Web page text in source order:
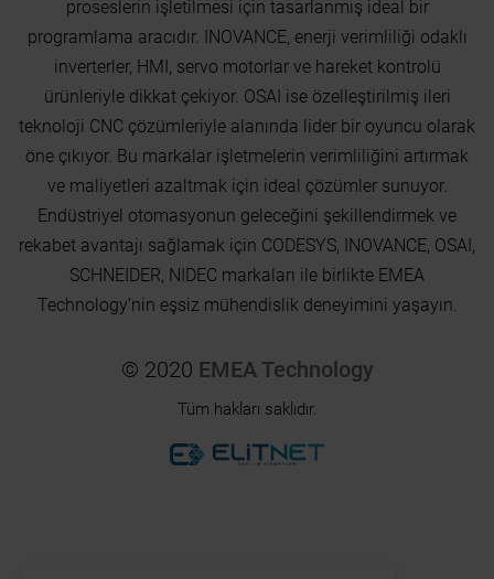
proseslerin işletilmesi için tasarlanmış ideal bir
programlama aracıdır. INOVANCE, enerji verimliliği odaklı
inverterler, HMI, servo motorlar ve hareket kontrolü
ürünleriyle dikkat çekiyor. OSAI ise özelleştirilmiş ileri
teknoloji CNC çözümleriyle alanında lider bir oyuncu olarak
öne çıkıyor. Bu markalar işletmelerin verimliliğini artırmak
ve maliyetleri azaltmak için ideal çözümler sunuyor.
Endüstriyel otomasyonun geleceğini şekillendirmek ve
rekabet avantajı sağlamak için CODESYS, INOVANCE, OSAI,
SCHNEIDER, NIDEC markaları ile birlikte EMEA
Technology’nin eşsiz mühendislik deneyimini yaşayın.
© 2020 EMEA Technology
Tüm hakları saklıdır.